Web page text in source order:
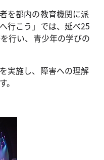
を都内の教育機関に派
行こう」では、延べ25
行い、青少年の学びの
実施し、障害への理解